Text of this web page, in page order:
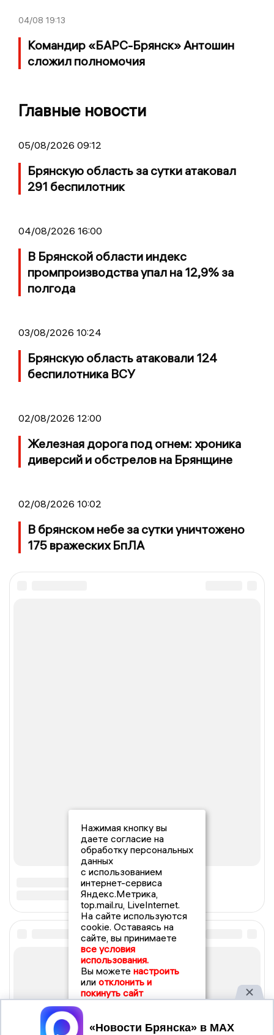
04/08 19:13
Командир «БАРС-Брянск» Антошин
сложил полномочия
Главные новости
05/08/2026 09:12
Брянскую область за сутки атаковал
291 беспилотник
04/08/2026 16:00
В Брянской области индекс
промпроизводства упал на 12,9% за
полгода
03/08/2026 10:24
Брянскую область атаковали 124
беспилотника ВСУ
02/08/2026 12:00
Железная дорога под огнем: хроника
диверсий и обстрелов на Брянщине
02/08/2026 10:02
В брянском небе за сутки уничтожено
175 вражеских БпЛА
Нажимая кнопку вы
даете согласие на
обработку персональных
данных
с использованием
интернет-сервиса
Яндекс.Метрика,
top.mail.ru, LiveInternet.
На сайте используются
cookie. Оставаясь на
сайте, вы принимаете
все условия
использования.
Вы можете настроить
или отклонить и
покинуть сайт
Принять